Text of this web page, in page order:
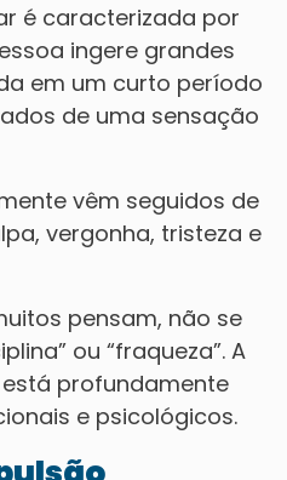
é caracterizada por
ingere grandes
em um curto período
de uma sensação
vêm seguidos de
vergonha, tristeza e
pensam, não se
ou “fraqueza”. A
profundamente
e psicológicos.